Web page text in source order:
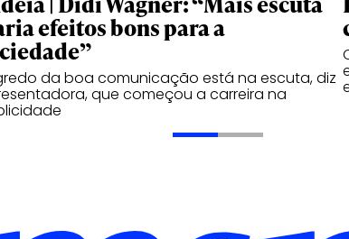
efeitos bons para a
da boa comunicação está na escuta, diz
que começou a carreira na